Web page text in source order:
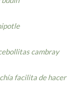
cambray
facilita de hacer